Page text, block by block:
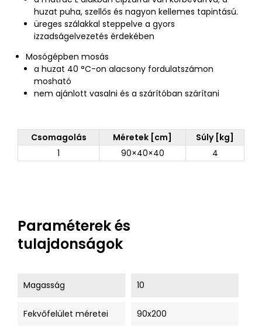
huzat puha, szellős és nagyon kellemes tapintású.
üreges szálakkal steppelve a gyors
izzadságelvezetés érdekében
Mosógépben mosás
a huzat 40 °C-on alacsony fordulatszámon
mosható
nem ajánlott vasalni és a szárítóban szárítani
Csomagolás Méretek [cm]
Súly [kg]
1
90×40×40 4
Paraméterek és
tulajdonságok
Magasság 10
Fekvőfelület méretei 90x200